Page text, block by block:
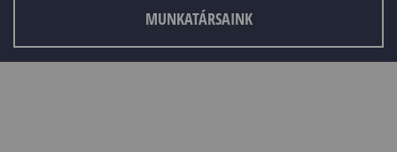
MUNKATÁRSAINK